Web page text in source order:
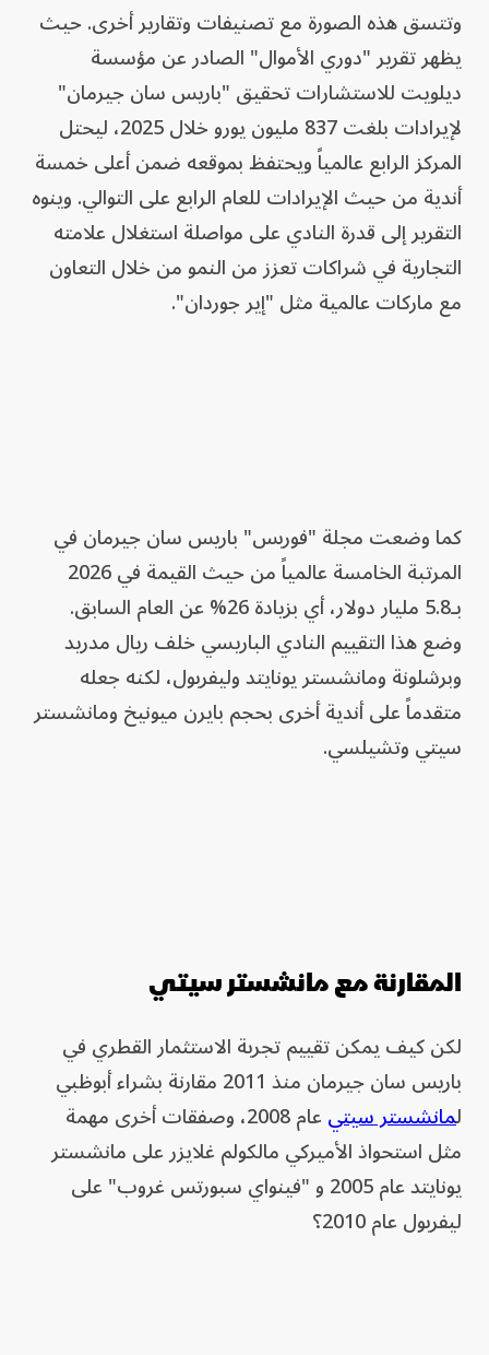
وتتسق هذه الصورة مع تصنيفات وتقارير أخرى. حيث
يظهر تقرير "دوري الأموال" الصادر عن مؤسسة
ديلويت للاستشارات تحقيق "باريس سان جيرمان"
لإيرادات بلغت 837 مليون يورو خلال 2025، ليحتل
المركز الرابع عالمياً ويحتفظ بموقعه ضمن أعلى خمسة
أندية من حيث الإيرادات للعام الرابع على التوالي. وينوه
التقرير إلى قدرة النادي على مواصلة استغلال علامته
التجارية في شراكات تعزز من النمو من خلال التعاون
مع ماركات عالمية مثل "إير جوردان".
كما وضعت مجلة "فوربس" باريس سان جيرمان في
المرتبة الخامسة عالمياً من حيث القيمة في 2026
بـ5.8 مليار دولار، أي بزيادة 26% عن العام السابق.
وضع هذا التقييم النادي الباريسي خلف ريال مدريد
وبرشلونة ومانشستر يونايتد وليفربول، لكنه جعله
متقدماً على أندية أخرى بحجم بايرن ميونيخ ومانشستر
سيتي وتشيلسي.
المقارنة مع مانشستر سيتي
لكن كيف يمكن تقييم تجربة الاستثمار القطري في
باريس سان جيرمان منذ 2011 مقارنة بشراء أبوظبي
لمانشستر سيتي
عام 2008، وصفقات أخرى مهمة
مثل استحواذ الأميركي مالكولم غلايزر على مانشستر
يونايتد عام 2005 و "فينواي سبورتس غروب" على
ليفربول عام 2010؟